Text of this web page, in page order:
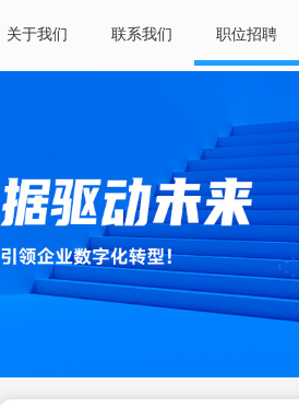
关于我们 联系我们 职位招聘